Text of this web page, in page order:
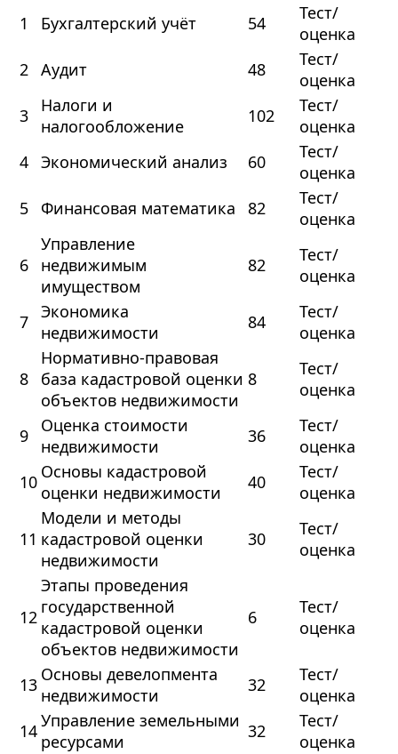
1
Бухгалтерский учёт 54
Тест/
оценка
2 Аудит 48
Тест/
оценка
3
Налоги и
налогообложение
102
Тест/
оценка
4 Экономический анализ 60
Тест/
оценка
5
Финансовая математика 82
Тест/
оценка
6
Управление
недвижимым
имуществом
82
Тест/
оценка
7 Экономика
недвижимости
84
Тест/
оценка
8
Нормативно-правовая
база кадастровой оценки
объектов недвижимости
8
Тест/
оценка
9
Оценка стоимости
недвижимости
36
Тест/
оценка
10 Основы кадастровой
оценки недвижимости
40
Тест/
оценка
11
Модели и методы
кадастровой оценки
недвижимости
30
Тест/
оценка
12
Этапы проведения
государственной
кадастровой оценки
объектов недвижимости
6
Тест/
оценка
13 Основы девелопмента
недвижимости
32
Тест/
оценка
14Управление земельными
ресурсами
32
Тест/
оценка